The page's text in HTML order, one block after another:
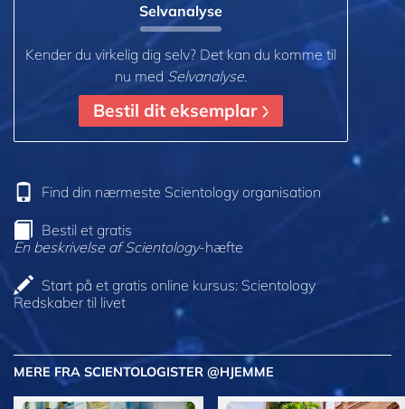
Selvanalyse
Kender du virkelig dig selv? Det kan du komme til
nu med Selvanalyse.
Bestil dit eksemplar
Find din nærmeste Scientology organisation
Bestil et gratis
En beskrivelse af Scientology-hæfte
Start på et gratis online kursus: Scientology
Redskaber til livet
MERE FRA SCIENTOLOGISTER @HJEMME